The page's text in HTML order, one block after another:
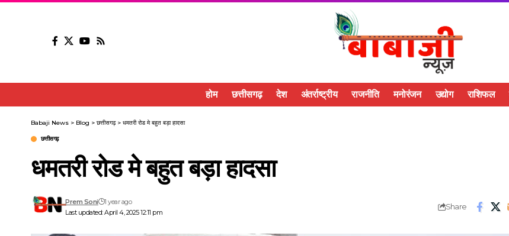
होम छत्तीसगढ़ देश अंतर्राष्ट्रीय राजनीति मनोरंजन उद्योग राशिफल
Babaji News > Blog > छत्तीसगढ़> धमतरी रोड मे बहुत बड़ा हादसा
छत्तीसगढ़
धमतरी रोड मे बहुत बड़ा हादसा
Last updated: April 4, 2025 12:11 pm
Prem Soni 1 year ago
Share